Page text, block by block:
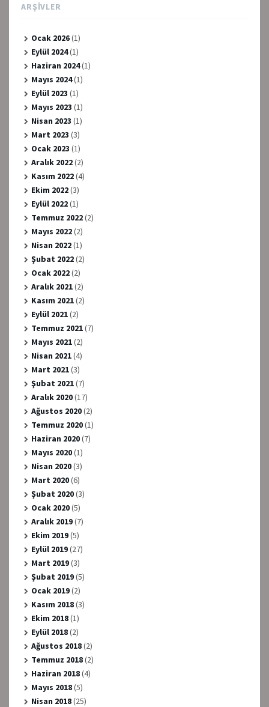
ARŞIVLER
Ocak 2026(1)
Eylül 2024(1)
Haziran 2024(1)
Mayıs 2024(1)
Eylül 2023 (1)
Mayıs 2023 (1)
Nisan 2023 (1)
Mart 2023 (3)
Ocak 2023 (1)
Aralık 2022(2)
Kasım 2022(4)
Ekim 2022(3)
Eylül 2022(1)
Temmuz 2022(2)
Mayıs 2022(2)
Nisan 2022(1)
Şubat 2022(2)
Ocak 2022(2)
Aralık 2021(2)
Kasım 2021(2)
Eylül 2021(2)
Temmuz 2021(7)
Mayıs 2021(2)
Nisan 2021(4)
Mart 2021(3)
Şubat 2021(7)
Aralık 2020(17)
Ağustos 2020(2)
Temmuz 2020(1)
Haziran 2020(7)
Mayıs 2020(1)
Nisan 2020(3)
Mart 2020(6)
Şubat 2020(3)
Ocak 2020(5)
Aralık 2019(7)
Ekim 2019(5)
Eylül 2019(27)
Mart 2019(3)
Şubat 2019(5)
Ocak 2019(2)
Kasım 2018(3)
Ekim 2018(1)
Eylül 2018(2)
Ağustos 2018(2)
Temmuz 2018(2)
Haziran 2018(4)
Mayıs 2018(5)
Nisan 2018(25)